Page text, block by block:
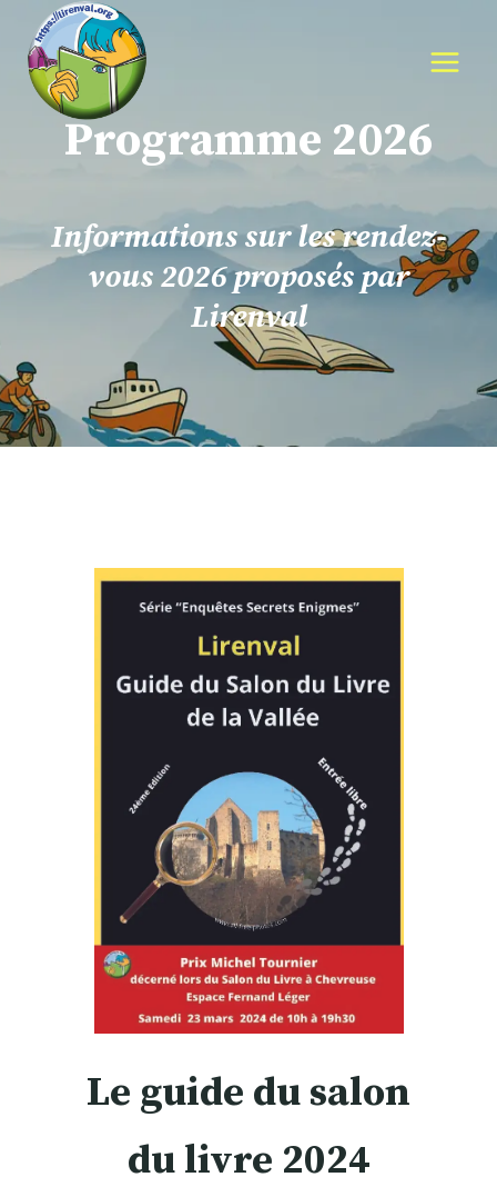
contenu
Programme 2026
Informations sur les rendez-
vous 2026 proposés par
Lirenval
Le guide du salon
du livre 2024